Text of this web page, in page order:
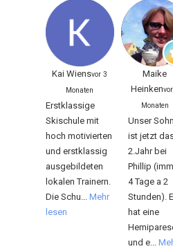
Kai Wiensvor 3
Monaten
Erstklassige
Skischule mit
hoch motivierten
und erstklassig
ausgebildeten
lokalen Trainern.
Die Schu... Mehr
lesen
Maike
Heinken
Monaten
Unser Sohn
ist jetzt
2.Jahr bei
Phillip
4 Tage a 2
Stunden).
hat eine
und e...